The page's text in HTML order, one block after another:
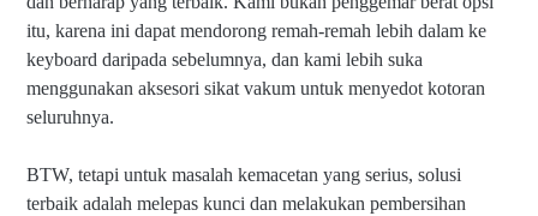
itu, karena ini dapat mendorong remah-remah lebih dalam ke
keyboard daripada sebelumnya, dan kami lebih suka
menggunakan aksesori sikat vakum untuk menyedot kotoran
seluruhnya.
BTW, tetapi untuk masalah kemacetan yang serius, solusi
terbaik adalah melepas kunci dan melakukan pembersihan